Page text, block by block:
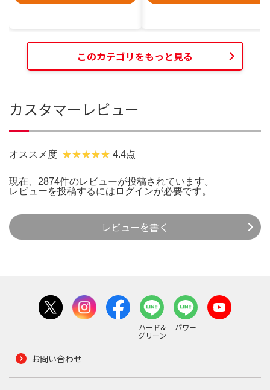
このカテゴリをもっと見る
カスタマーレビュー
オススメ度 4.4点
現在、2874件のレビューが投稿されています。
レビューを投稿するには ログインが必要です。
レビューを書く
ハード&
グリーン
パワー
お問い合わせ